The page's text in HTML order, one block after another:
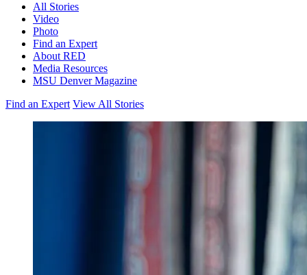
All Stories
Video
Photo
Find an Expert
About RED
Media Resources
MSU Denver Magazine
Find an Expert View All Stories